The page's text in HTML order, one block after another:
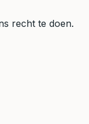
recht te doen.